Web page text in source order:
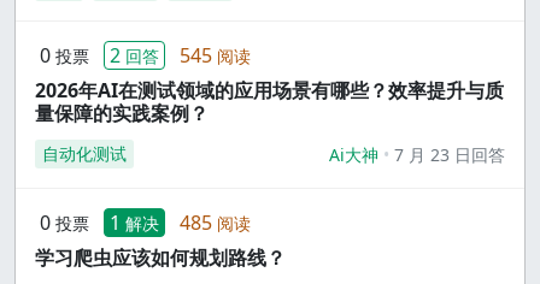
0 投票 2 回答 545 阅读
2026年AI在测试领域的应用场景有哪些？效率提升与质
量保障的实践案例？
自动化测试 Ai大神 7 月 23 日回答
0 投票 1 解决 485 阅读
学习爬虫应该如何规划路线？